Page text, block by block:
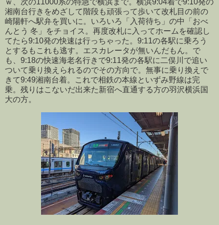
湘南台行きをめざして階段も頑張って歩いて改札目の前の
崎陽軒へ駅弁を買いに。いろいろ「入荷待ち」の中「おべ
んとう 冬」をチョイス。再度改札に入ってホームを確認し
てたら9:10発の快速は行っちゃった。9:11の各駅に乗ろう
とするもこれも逃す。エスカレータが無いんだもん。で
も、9:18の快速海老名行きで9:11発の各駅に二俣川で追い
ついて乗り換えられるのでその方向で。無事に乗り換えで
きて9:49湘南台着。これで相鉄の本線といずみ野線は完
乗。残りはこないだ出来た新宿へ直通する方の羽沢横浜国
大の方。